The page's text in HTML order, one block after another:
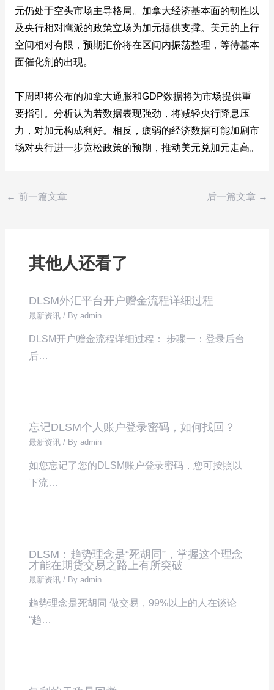
元仍处于空头市场主导格局。加拿大经济基本面的韧性以
及央行相对鹰派的政策立场为加元提供支撑。美元的上行
空间相对有限，预期汇价将在区间内振荡整理，等待基本
面催化剂的出现。
下周即将公布的加拿大通胀和GDP数据将为市场提供重
要指引。分析认为若数据表现强劲，将减轻央行降息压
力，对加元构成利好。相反，疲弱的经济数据可能加剧市
场对央行进一步宽松政策的预期，推动美元兑加元走高。
← 前一篇文章 后一篇文章 →
其他人还看了
DLSM外汇平台开户赠金流程详细过程
最新资讯 / Byadmin
DLSM开户赠金流程详细过程： 步骤一：登录后台
后…
忘记DLSM个人账户登录密码，如何找回？
最新资讯 / Byadmin
如您忘记了您的DLSM账户登录密码，您可按照以
下流…
DLSM：趋势理念是“死胡同”，掌握这个理念
才能在期货交易之路上有所突破
最新资讯 / Byadmin
趋势理念是死胡同 做交易，99%以上的人在谈论
“趋…